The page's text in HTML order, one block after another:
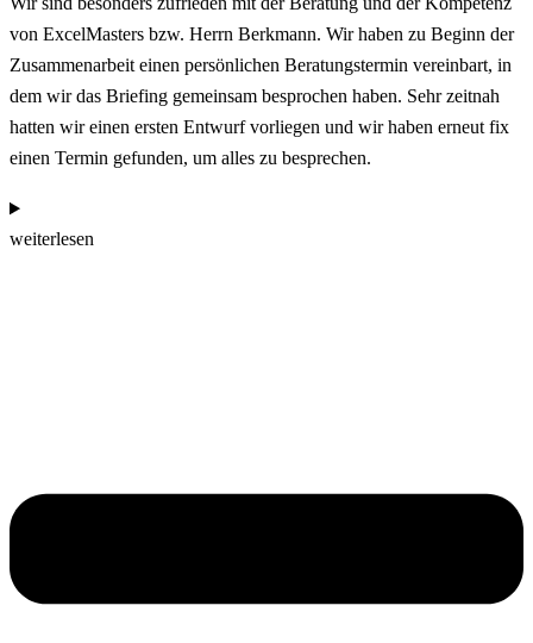
von ExcelMasters bzw. Herrn Berkmann. Wir haben zu Beginn der
Zusammenarbeit einen persönlichen Beratungstermin vereinbart, in
dem wir das Briefing gemeinsam besprochen haben. Sehr zeitnah
hatten wir einen ersten Entwurf vorliegen und wir haben erneut fix
einen Termin gefunden, um alles zu besprechen.
weiterlesen